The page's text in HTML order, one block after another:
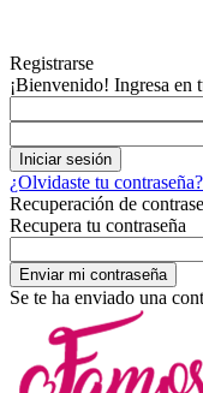
Registrarse
¡Bienvenido! Ingresa en
¿Olvidaste tu
Recuperación de
Recupera tu contraseña
Se te ha enviado una